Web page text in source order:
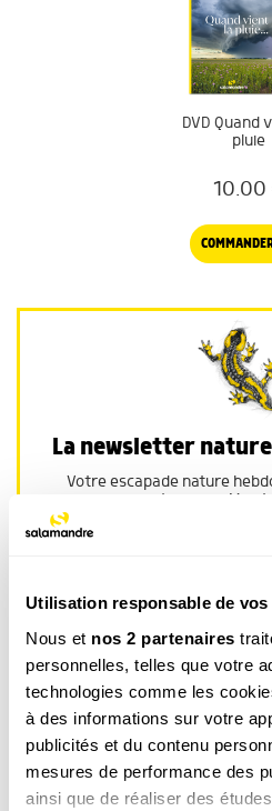
Utilisation responsable de vos
Nous et nos 2 partenaires
personnelles, telles que votre
technologies comme les
à des informations sur votre
publicités et du contenu
mesures de performance des
ainsi que de réaliser des
DVD Quand
pluie
10.00
La newsletter
Votre escapade nature
interviews,
Par votre inscription vous acceptez la
vous désinscrire à